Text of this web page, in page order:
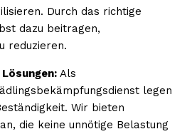
Durch das richtige
dazu beitragen,
reduzieren.
Als
legen
Wir bieten
die keine unnötige Belastung